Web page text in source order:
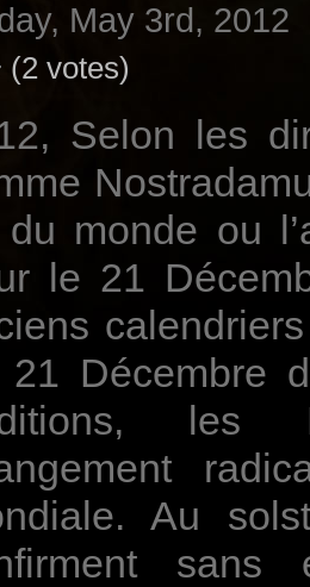
May 3rd, 2012
(2 votes)
Selon les
monde ou
le 21
21 Décembre
les
Au